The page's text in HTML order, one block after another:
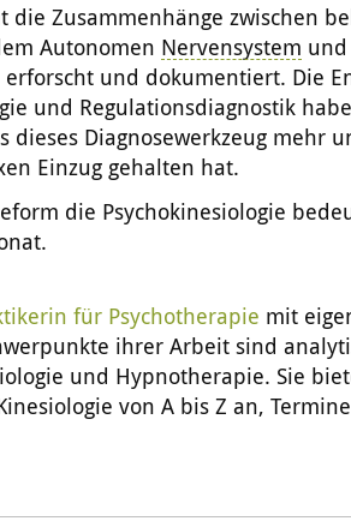
die Zusammenhänge zwischen
Autonomen Nervensystem
und dokumentiert. Die
und Regulationsdiagnostik
dieses Diagnosewerkzeug mehr
Einzug gehalten hat.
die Psychokinesiologie
für Psychotherapie mit
ihrer Arbeit sind
und Hypnotherapie. Sie
von A bis Z an,